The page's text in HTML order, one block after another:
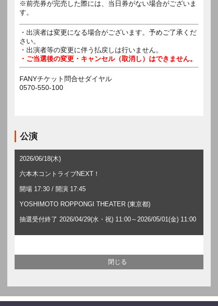
※前売券が完売した際には、当日券がない場合がございま
す。
・出演者は変更になる場合がございます。予めご了承くだ
さい。
・出演者等の変更に伴う払戻しは行いません。
・ご当選後の変更・キャンセル（取消し）はできません。
FANYチケット問合せダイヤル
0570-550-100
公演
2026/06/18(木)
六本木コントライブNEXT！
開場 17:30 / 開演 17:45
YOSHIMOTO ROPPONGI THEATER (東京都)
抽選受付終了 2026/04/29(水・祝) 11:00～2026/05/01(金) 11:00